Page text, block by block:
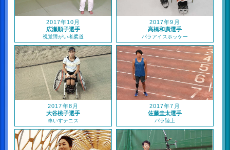
2017年10月
広瀬順子選手
視覚障がい者柔道
2017年9月
高橋和廣選手
パラアイスホッケー
2017年8月
大谷桃子選手
車いすテニス
2017年7月
佐藤圭太選手
パラ陸上